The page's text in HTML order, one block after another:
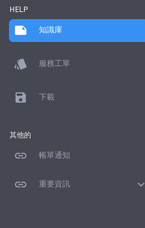
HELP
note 知識庫
style 服務工單
save 下載
其他的
link 帳單通知
link 重要資訊 expand_more